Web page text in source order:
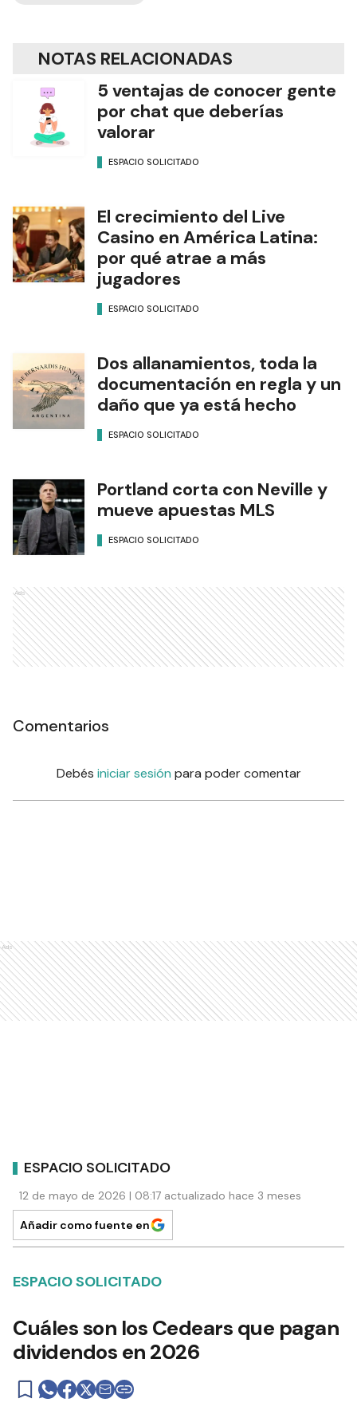
NOTAS RELACIONADAS
5 ventajas de conocer gente
por chat que deberías
valorar
ESPACIO SOLICITADO
El crecimiento del Live
Casino en América Latina:
por qué atrae a más
jugadores
ESPACIO SOLICITADO
Dos allanamientos, toda la
documentación en regla y un
daño que ya está hecho
ESPACIO SOLICITADO
Portland corta con Neville y
mueve apuestas MLS
ESPACIO SOLICITADO
Ads
Comentarios
Debés iniciar sesión para poder comentar
Ads
ESPACIO SOLICITADO
12 de mayo de 2026 | 08:17 actualizado hace 3 meses
Añadir como fuente en
ESPACIO SOLICITADO
Cuáles son los Cedears que pagan
dividendos en 2026